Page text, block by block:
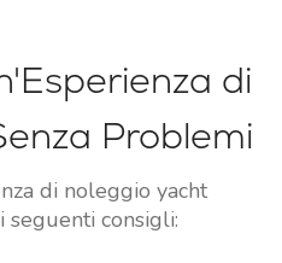
di
Problemi
di noleggio yacht
seguenti consigli: